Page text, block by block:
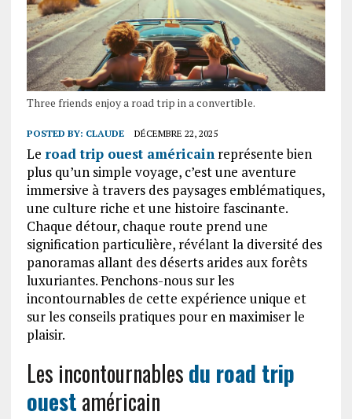
Three friends enjoy a road trip in a convertible.
POSTED BY: CLAUDE DÉCEMBRE 22, 2025
Le road trip ouest américainreprésente bien
plus qu’un simple voyage, c’est une aventure
immersive à travers des paysages emblématiques,
une culture riche et une histoire fascinante.
Chaque détour, chaque route prend une
signification particulière, révélant la diversité des
panoramas allant des déserts arides aux forêts
luxuriantes. Penchons-nous sur les
incontournables de cette expérience unique et
sur les conseils pratiques pour en maximiser le
plaisir.
Les incontournablesdu road trip
ouestaméricain